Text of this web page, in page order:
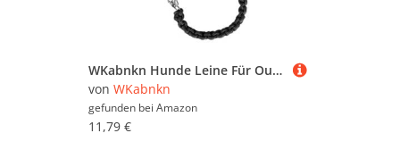
WKabnkn Hunde Leine Für Outdoor Walking Nopull Haustiertraining Leiter Praktisches Nylon Leine Einstellbares Traktionsseil Für Große Hunde Blei
von WKabnkn
gefunden bei Amazon
11,79 €